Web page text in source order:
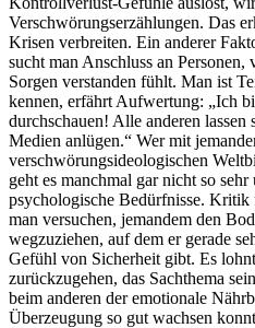
Verschwörungserzählungen. Das
Krisen verbreiten. Ein anderer
sucht man Anschluss an Personen,
Sorgen verstanden fühlt. Man ist
kennen, erfährt Aufwertung: „Ich
durchschauen! Alle anderen
Medien anlügen.“ Wer mit
verschwörungsideologischen
geht es manchmal gar nicht so
psychologische Bedürfnisse. Kritik
man versuchen, jemandem den
wegzuziehen, auf dem er gerade
Gefühl von Sicherheit gibt. Es
zurückzugehen, das Sachthema
beim anderen der emotionale
Überzeugung so gut wachsen